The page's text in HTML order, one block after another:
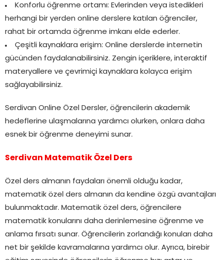
Konforlu öğrenme ortamı: Evlerinden veya istedikleri
herhangi bir yerden online derslere katılan öğrenciler,
rahat bir ortamda öğrenme imkanı elde ederler.
Çeşitli kaynaklara erişim: Online derslerde internetin
gücünden faydalanabilirsiniz. Zengin içeriklere, interaktif
materyallere ve çevrimiçi kaynaklara kolayca erişim
sağlayabilirsiniz.
Serdivan Online Özel Dersler, öğrencilerin akademik
hedeflerine ulaşmalarına yardımcı olurken, onlara daha
esnek bir öğrenme deneyimi sunar.
Serdivan Matematik Özel Ders
Özel ders almanın faydaları önemli olduğu kadar,
matematik özel ders almanın da kendine özgü avantajları
bulunmaktadır. Matematik özel ders, öğrencilere
matematik konularını daha derinlemesine öğrenme ve
anlama fırsatı sunar. Öğrencilerin zorlandığı konuları daha
net bir şekilde kavramalarına yardımcı olur. Ayrıca, birebir